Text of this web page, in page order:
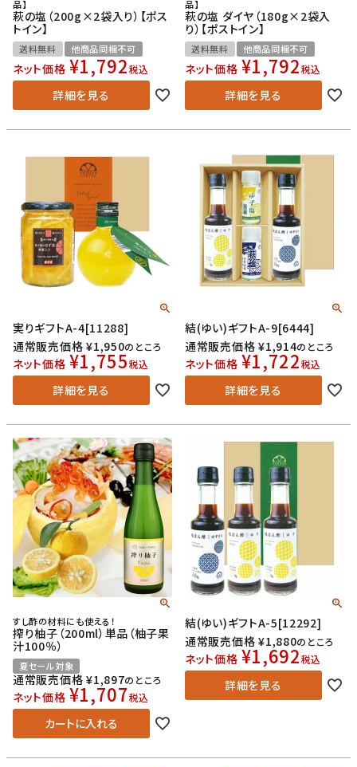
品】
萩の塩（200g×2袋入り）【ポス
トイン】
送料無料 他商品同梱不可
ネット価格 ¥1,792税込
詳細を見る
品】
萩の塩 ダイヤ（180g×2袋入
り）【ポストイン】
送料無料 他商品同梱不可
ネット価格 ¥1,792税込
詳細を見る
実りギフトA-4[11288]
通常販売価格 ¥1,950のところ
ネット価格 ¥1,755税込
詳細を見る
結(ゆい)ギフトA-9[6444]
通常販売価格 ¥1,914のところ
ネット価格 ¥1,722税込
詳細を見る
すし酢の材料にも使える！
搾り柚子（200ml）単品（柚子果
汁100％）
夏セール対象
通常販売価格 ¥1,897のところ
ネット価格 ¥1,707税込
カートに入れる
結(ゆい)ギフトA-5[12292]
通常販売価格 ¥1,880のところ
ネット価格 ¥1,692税込
詳細を見る